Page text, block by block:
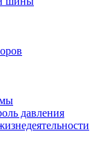
давления